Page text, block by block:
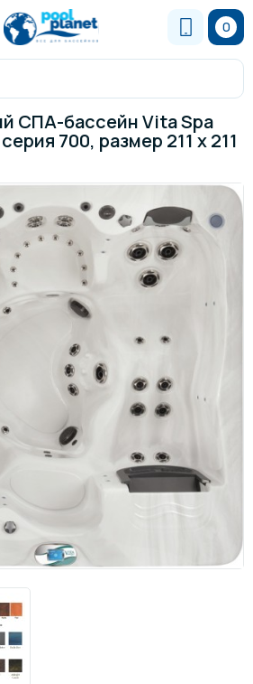
0
СПА-бассейн Vita Spa
700, размер 211 x 211